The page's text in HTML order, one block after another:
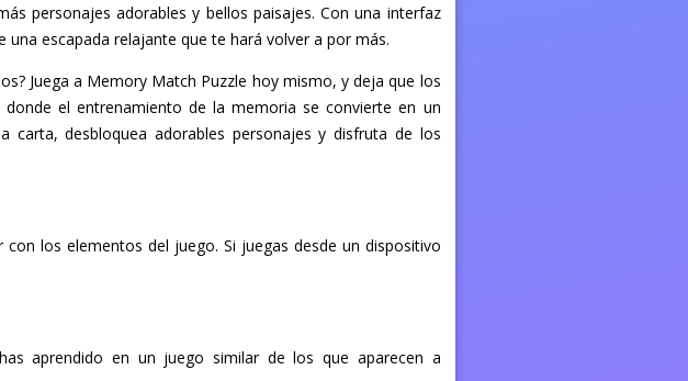
personajes adorables y bellos paisajes. Con una interfaz
escapada relajante que te hará volver a por más.
Juega a Memory Match Puzzle hoy mismo, y deja que los
el entrenamiento de la memoria se convierte en un
carta, desbloquea adorables personajes y disfruta de los
los elementos del juego. Si juegas desde un dispositivo
aprendido en un juego similar de los que aparecen a